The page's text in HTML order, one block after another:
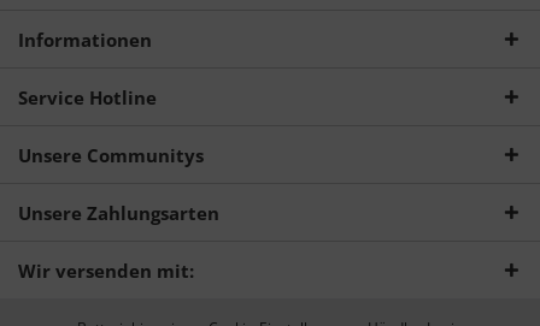
Informationen
Service Hotline
Unsere Communitys
Unsere Zahlungsarten
Wir versenden mit: